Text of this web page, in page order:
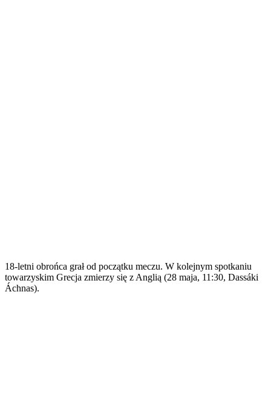
18-letni obrońca grał od początku meczu. W kolejnym spotkaniu
towarzyskim Grecja zmierzy się z Anglią (28 maja, 11:30, Dassáki
Áchnas).